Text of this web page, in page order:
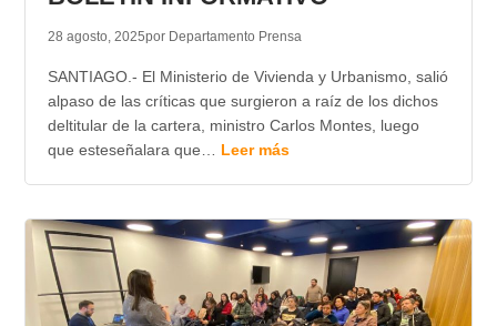
28 agosto, 2025por Departamento Prensa
SANTIAGO.- El Ministerio de Vivienda y Urbanismo, salió
alpaso de las críticas que surgieron a raíz de los dichos
deltitular de la cartera, ministro Carlos Montes, luego
que esteseñalara que… Leer más